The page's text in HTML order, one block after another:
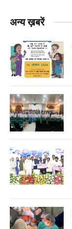
अन्य ख़बरें